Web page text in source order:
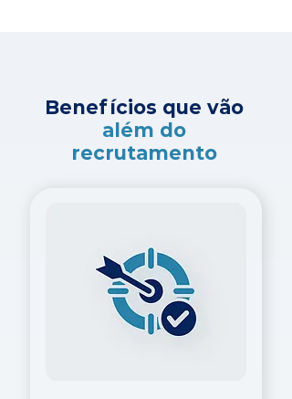
Benefícios que vão
além do
recrutamento